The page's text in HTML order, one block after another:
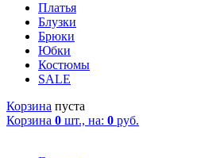
Платья
Блузки
Брюки
Юбки
Костюмы
SALE
Корзина пуста
Корзина 0 шт., на: 0 руб.